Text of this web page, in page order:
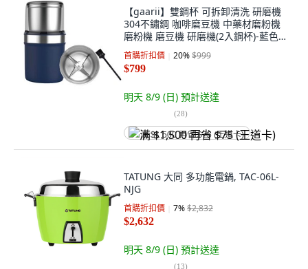
【gaarii】雙鋼杯 可拆卸清洗 研磨機
304不鏽鋼 咖啡磨豆機 中藥材磨粉機
磨粉機 磨豆機 研磨機(2入鋼杯)-藍色,
1入, M200B
首購折扣價 20%$999
$799
明天 8/9 (日) 預計送達
(28)
满 $1,500 再省 $75 (王道卡)
TATUNG 大同 多功能電鍋, TAC-06L-
NJG
首購折扣價 7%$2,832
$2,632
明天 8/9 (日) 預計送達
(13)